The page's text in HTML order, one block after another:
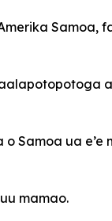
Samoa,
a
ua e’e
mamao.